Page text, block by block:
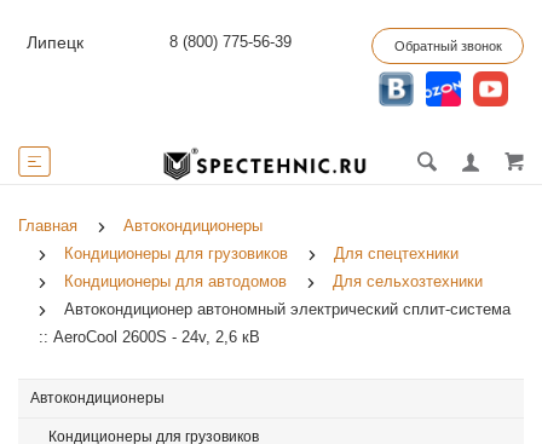
Липецк 8 (800) 775-56-39 Обратный звонок
Главная
Автокондиционеры
Кондиционеры для грузовиков
Для спецтехники
Кондиционеры для автодомов
Для сельхозтехники
Автокондиционер автономный электрический сплит-система
:: AeroCool 2600S - 24v, 2,6 кВ
Автокондиционеры
Кондиционеры для грузовиков